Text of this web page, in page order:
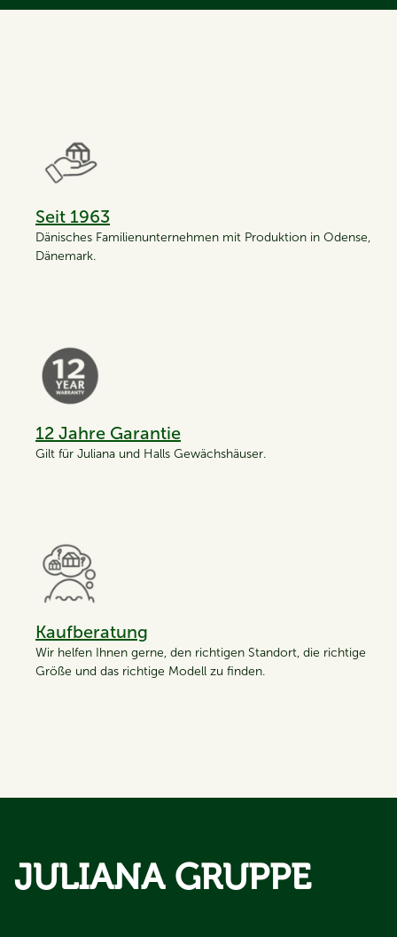
Seit 1963
Dänisches Familienunternehmen mit Produktion in Odense,
Dänemark.
12 Jahre Garantie
Gilt für Juliana und Halls Gewächshäuser.
Kaufberatung
Wir helfen Ihnen gerne, den richtigen Standort, die richtige
Größe und das richtige Modell zu finden.
JULIANA GRUPPE